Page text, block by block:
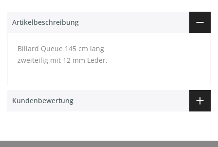
Artikelbeschreibung
Billard Queue 145 cm lang
zweiteilig mit 12 mm Leder.
Kundenbewertung